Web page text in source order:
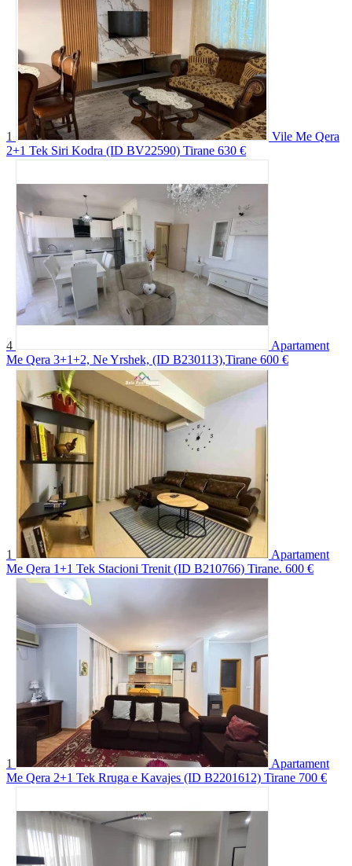
1
Vile Me Qera
2+1 Tek Siri Kodra (ID BV22590) Tirane 630 €
4
Apartament
Me Qera 3+1+2, Ne Yrshek, (ID B230113),Tirane 600 €
1
Apartament
Me Qera 1+1 Tek Stacioni Trenit (ID B210766) Tirane. 600 €
1
Apartament
Me Qera 2+1 Tek Rruga e Kavajes (ID B2201612) Tirane 700 €